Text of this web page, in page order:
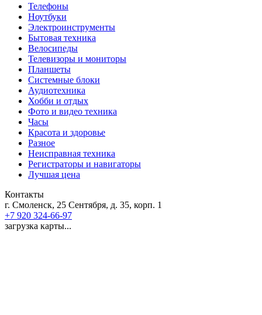
Телефоны
Ноутбуки
Электроинструменты
Бытовая техника
Велосипеды
Телевизоры и мониторы
Планшеты
Системные блоки
Аудиотехника
Хобби и отдых
Фото и видео техника
Часы
Красота и здоровье
Разное
Неисправная техника
Регистраторы и навигаторы
Лучшая цена
Контакты
г. Смоленск, 25 Сентября, д. 35, корп. 1
+7 920 324-66-97
загрузка карты...